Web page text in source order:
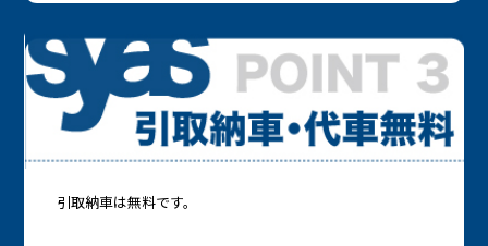
引取納車は無料です。